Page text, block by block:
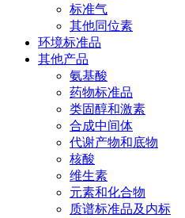
标准气
其他同位素
环境标准品
其他产品
氨基酸
药物标准品
类固醇和激素
合成中间体
代谢产物和底物
核酸
维生素
元素和化合物
质谱标准品及内标